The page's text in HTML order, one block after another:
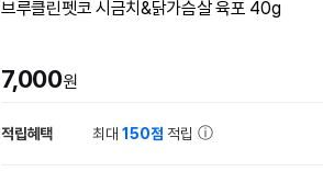
브루클린펫코 시금치&닭가슴살 육포 40g
7,000원
적립혜택 최대150점 적립